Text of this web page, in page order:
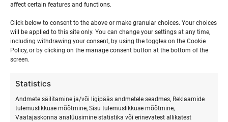
affect certain features and functions.
Click below to consent to the above or make granular choices. Your choices
will be applied to this site only. You can change your settings at any time,
including withdrawing your consent, by using the toggles on the Cookie
Policy, or by clicking on the manage consent button at the bottom of the
screen.
Statistics
Andmete säilitamine ja/või ligipääs andmetele seadmes, Reklaamide
tulemuslikkuse mõõtmine, Sisu tulemuslikkuse mõõtmine,
Vaatajaskonna analüüsimine statistika või erinevatest allikatest